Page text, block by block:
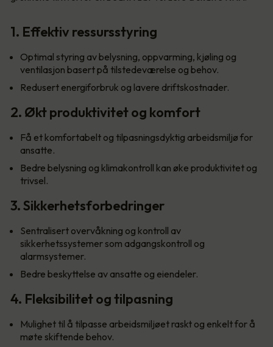
1. Effektiv ressursstyring
Optimal styring av belysning, oppvarming, kjøling og
ventilasjon basert på tilstedeværelse og behov.
Redusert energiforbruk og lavere driftskostnader.
2. Økt produktivitet og komfort
Få et komfortabelt og tilpasningsdyktig arbeidsmiljø for
ansatte.
Bedre belysning og klimakontroll kan øke produktivitet og
trivsel.
3. Sikkerhetsforbedringer
Sentralisert overvåkning og kontroll av
sikkerhetssystemer som adgangskontroll og
alarmsystemer.
Bedre beskyttelse av ansatte og eiendeler.
4. Fleksibilitet og tilpasning
Mulighet til å tilpasse arbeidsmiljøet raskt og enkelt for å
møte skiftende behov.